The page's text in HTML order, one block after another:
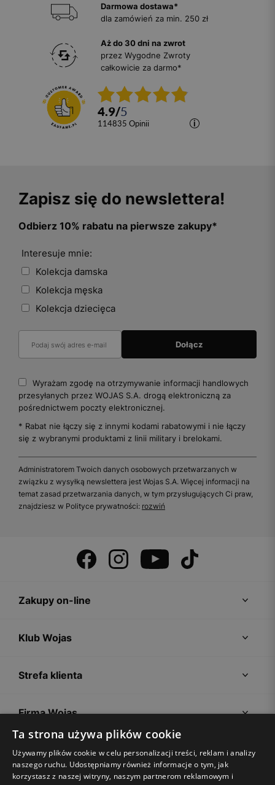
Darmowa dostawa*
dla zamówień za min. 250 zł
Aż do 30 dni na zwrot
przez Wygodne Zwroty
całkowicie za darmo*
4.9/5
114835 opinii
Zapisz się do newslettera!
Odbierz 10% rabatu na pierwsze zakupy*
Interesuje mnie:
Kolekcja damska
Kolekcja męska
Kolekcja dziecięca
Wyrażam zgodę na otrzymywanie informacji handlowych
przesyłanych przez WOJAS S.A. drogą elektroniczną za
pośrednictwem poczty elektronicznej.
* Rabat nie łączy się z innymi kodami rabatowymi i nie łączy
się z wybranymi produktami z linii military i brelokami.
Administratorem Twoich danych osobowych przetwarzanych w
związku z wysyłką newslettera jest Wojas S.A. Więcej informacji na
temat zasad przetwarzania danych, w tym przysługujących Ci praw,
znajdziesz w Polityce prywatności: rozwiń
Zakupy on-line
Klub Wojas
Strefa klienta
Firma Wojas
Porady
Ta strona używa plików cookie
Używamy plików cookie w celu personalizacji treści, reklam i analizy
naszego ruchu. Udostępniamy również informacje o tym, jak
korzystasz z naszej witryny, naszym partnerom reklamowym i